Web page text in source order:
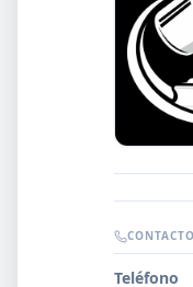
CONTACTO
Teléfono